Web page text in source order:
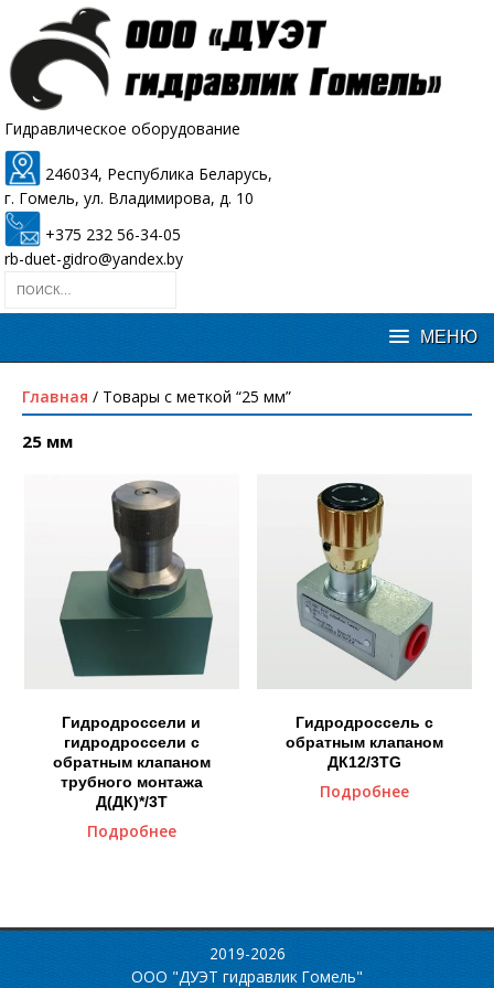
Гидравлическое оборудование
246034, Республика Беларусь,
г. Гомель, ул. Владимирова, д. 10
+375 232 56-34-05
rb-duet-gidro@yandex.by
Главная / Товары с меткой “25 мм”
25 мм
Гидродроссели и
гидродроссели с
обратным клапаном
трубного монтажа
Д(ДК)*/3Т
Подробнее
Гидродроссель с
обратным клапаном
ДК12/3ТG
Подробнее
2019-2026
ООО "ДУЭТ гидравлик Гомель"